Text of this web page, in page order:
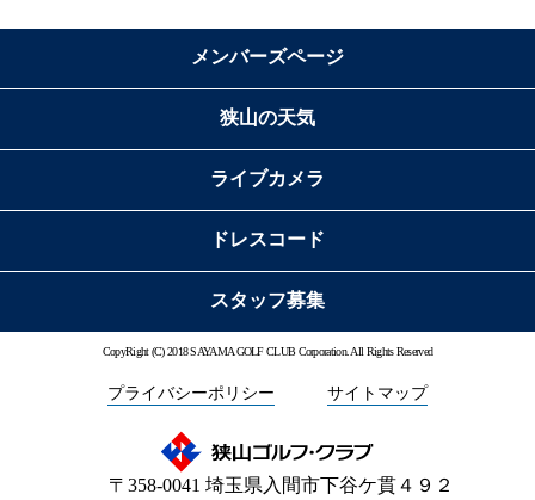
メンバーズページ
狭山の天気
ライブカメラ
ドレスコード
スタッフ募集
CopyRight (C) 2018 SAYAMA GOLF CLUB Corporation. All Rights Reserved
プライバシーポリシー サイトマップ
〒358-0041 埼玉県入間市下谷ケ貫４９２